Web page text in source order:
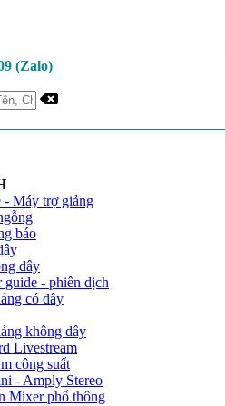
(Zalo)
- Máy trợ giảng
báo
dây
- phiên dịch
có dây
không dây
Livestream
công suất
- Amply Stereo
Mixer phổ thông